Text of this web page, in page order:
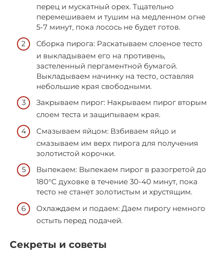
перец и мускатный орех. Тщательно
перемешиваем и тушим на медленном огне
5-7 минут, пока лосось не будет готов.
Сборка пирога: Раскатываем слоеное тесто
и выкладываем его на противень,
застеленный пергаментной бумагой.
Выкладываем начинку на тесто, оставляя
небольшие края свободными.
Закрываем пирог: Накрываем пирог вторым
слоем теста и защипываем края.
Смазываем яйцом: Взбиваем яйцо и
смазываем им верх пирога для получения
золотистой корочки.
Выпекаем: Выпекаем пирог в разогретой до
180°C духовке в течение 30-40 минут, пока
тесто не станет золотистым и хрустящим.
Охлаждаем и подаем: Даем пирогу немного
остыть перед подачей.
Секреты и советы